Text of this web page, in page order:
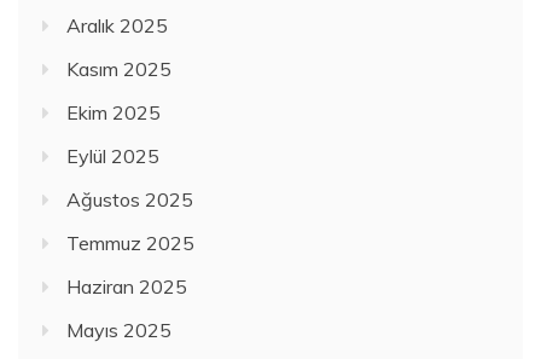
Aralık 2025
Kasım 2025
Ekim 2025
Eylül 2025
Ağustos 2025
Temmuz 2025
Haziran 2025
Mayıs 2025